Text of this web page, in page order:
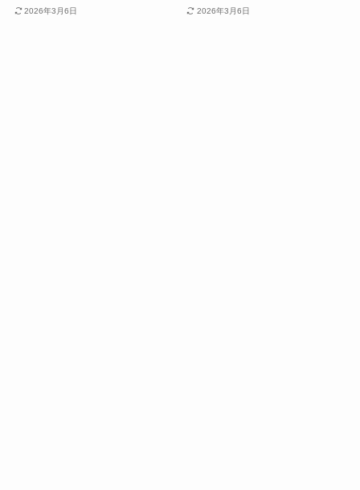
2026年3月6日 2026年3月6日